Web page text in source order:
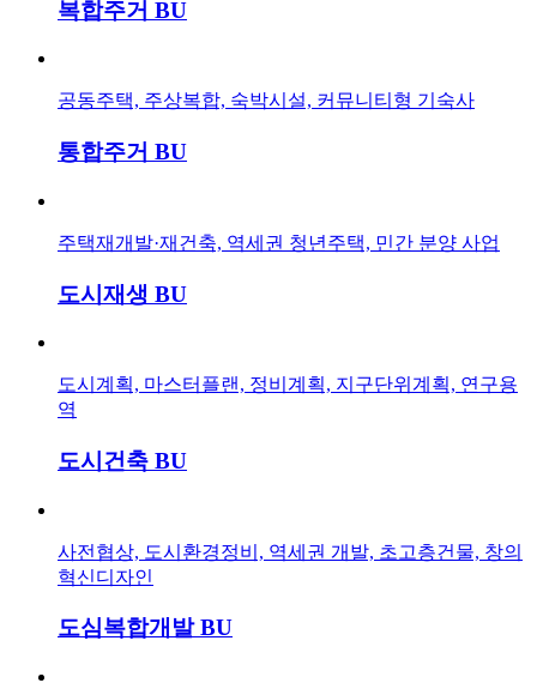
복합주거 BU
공동주택, 주상복합, 숙박시설, 커뮤니티형 기숙사
통합주거 BU
주택재개발·재건축, 역세권 청년주택, 민간 분양 사업
도시재생 BU
도시계획, 마스터플랜, 정비계획, 지구단위계획, 연구용
역
도시건축 BU
사전협상, 도시환경정비, 역세권 개발, 초고층건물, 창의
혁신디자인
도심복합개발 BU